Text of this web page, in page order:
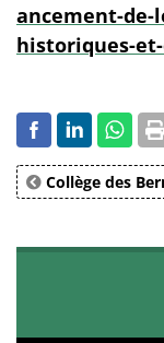
ancement-
historiques-
Collège des